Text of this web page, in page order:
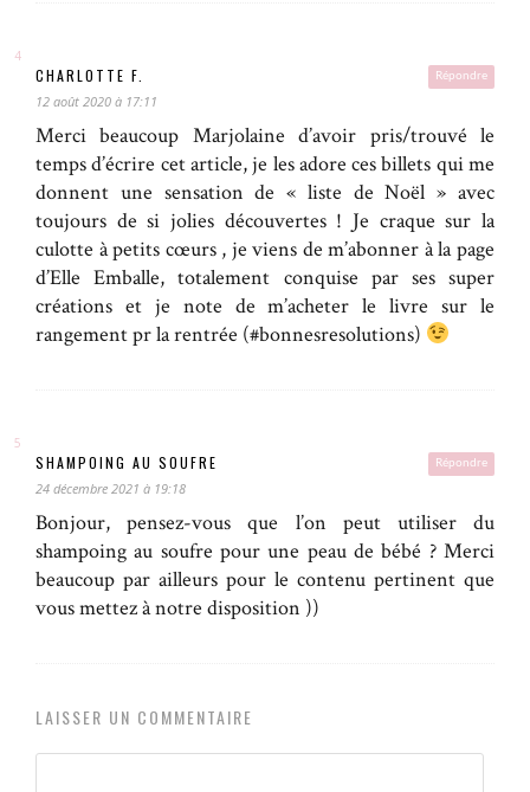
Répondre
CHARLOTTE F.
12 août 2020 à 17:11
Merci beaucoup Marjolaine d’avoir pris/trouvé le
temps d’écrire cet article, je les adore ces billets qui me
donnent une sensation de « liste de Noël » avec
toujours de si jolies découvertes ! Je craque sur la
culotte à petits cœurs , je viens de m’abonner à la page
d’Elle Emballe, totalement conquise par ses super
créations et je note de m’acheter le livre sur le
rangement pr la rentrée (#bonnesresolutions)
Répondre
SHAMPOING AU SOUFRE
24 décembre 2021 à 19:18
Bonjour, pensez-vous que l’on peut utiliser du
shampoing au soufre pour une peau de bébé ? Merci
beaucoup par ailleurs pour le contenu pertinent que
vous mettez à notre disposition ))
LAISSER UN COMMENTAIRE